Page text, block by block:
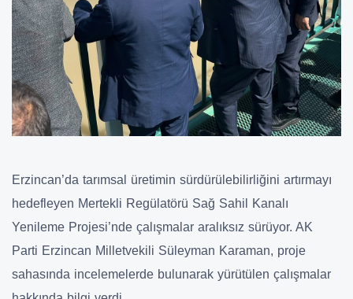
Erzincan’da tarımsal üretimin sürdürülebilirliğini artırmayı
hedefleyen Mertekli Regülatörü Sağ Sahil Kanalı
Yenileme Projesi’nde çalışmalar aralıksız sürüyor. AK
Parti Erzincan Milletvekili Süleyman Karaman, proje
sahasında incelemelerde bulunarak yürütülen çalışmalar